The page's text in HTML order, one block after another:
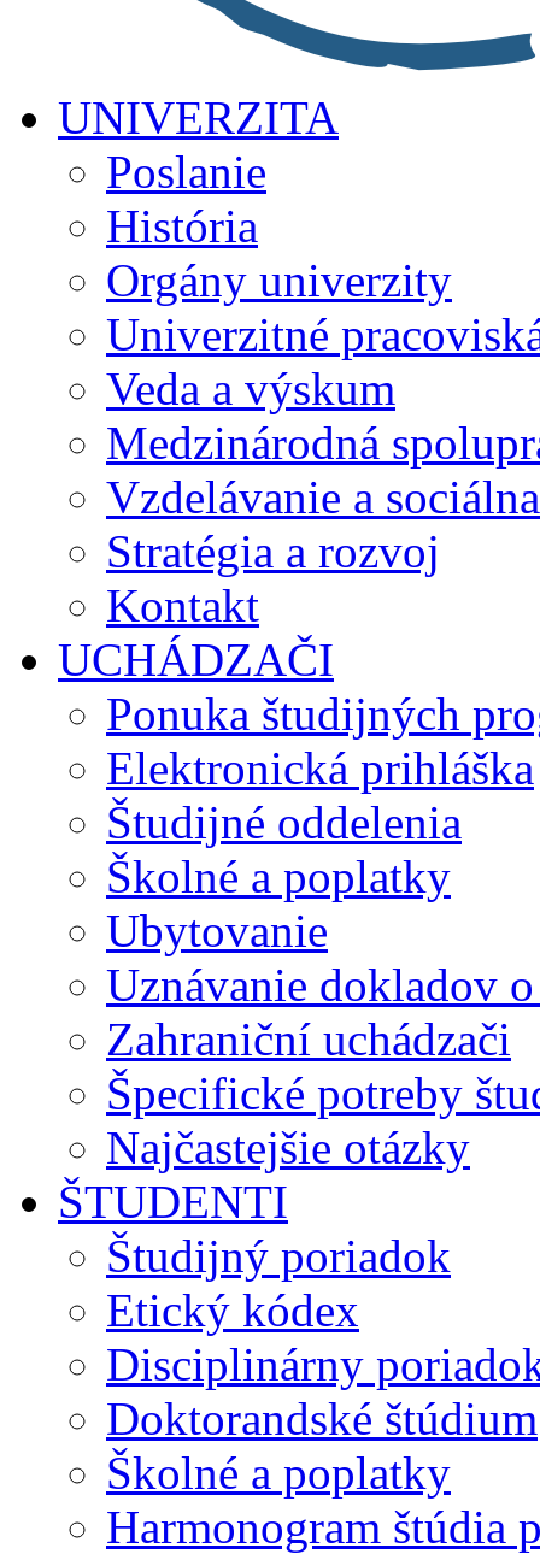
UNIVERZITA
Poslanie
História
Orgány univerzity
Univerzitné
Veda a výskum
Medzinárodná
Vzdelávanie a
Stratégia a rozvoj
Kontakt
UCHÁDZAČI
Ponuka študijných
Elektronická prihláška
Študijné oddelenia
Školné a poplatky
Ubytovanie
Uznávanie dokladov
Zahraniční uchádzači
Špecifické potreby
Najčastejšie otázky
ŠTUDENTI
Študijný poriadok
Etický kódex
Disciplinárny
Doktorandské štúdium
Školné a poplatky
Harmonogram štúdia